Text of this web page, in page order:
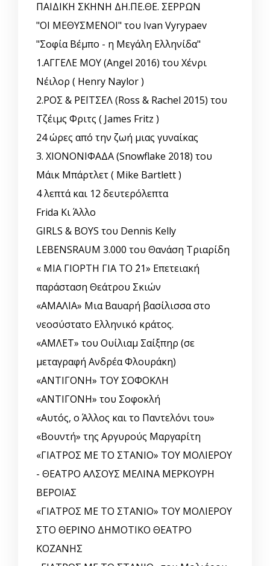
ΠΑΙΔΙΚΗ ΣΚΗΝΗ ΔΗ.ΠΕ.ΘΕ. ΣΕΡΡΩΝ
"ΟΙ ΜΕΘΥΣΜΕΝΟΙ" του Ivan Vyrypaev
"Σοφία Βέμπο - η Μεγάλη Ελληνίδα"
1.ΑΓΓΕΛΕ ΜΟΥ (Angel 2016) του Χένρι
Νέιλορ ( Henry Naylor )
2.ΡΟΣ & ΡΕΪΤΣΕΛ (Ross & Rachel 2015) του
Τζέιμς Φριτς ( James Fritz )
24 ώρες από την ζωή μιας γυναίκας
3. ΧΙΟΝΟΝΙΦΑΔΑ (Snowflake 2018) του
Μάικ Μπάρτλετ ( Mike Bartlett )
4 λεπτά και 12 δευτερόλεπτα
Frida Κι Άλλο
GIRLS & BOYS του Dennis Kelly
LEBENSRAUM 3.000 του Θανάση Τριαρίδη
« ΜΙΑ ΓΙΟΡΤΗ ΓΙΑ ΤΟ ΄21» Επετειακή
παράσταση Θεάτρου Σκιών
«ΑΜΑΛΙΑ» Μια Βαυαρή βασίλισσα στο
νεοσύστατο Ελληνικό κράτος.
«ΑΜΛΕΤ» του Ουίλιαμ Σαίξπηρ (σε
μεταγραφή Ανδρέα Φλουράκη)
«ΑΝΤΙΓΟΝΗ» ΤΟΥ ΣΟΦΟΚΛΗ
«ΑΝΤΙΓΟΝΗ» του Σοφοκλή
«Αυτός, o Άλλος και το Παντελόνι του»
«Βουντή» της Αργυρούς Μαργαρίτη
«ΓΙΑΤΡΟΣ ΜΕ ΤΟ ΣΤΑΝΙΟ» ΤΟΥ ΜΟΛΙΕΡΟΥ
- ΘΕΑΤΡΟ ΑΛΣΟΥΣ ΜΕΛΙΝΑ ΜΕΡΚΟΥΡΗ
ΒΕΡΟΙΑΣ
«ΓΙΑΤΡΟΣ ΜΕ ΤΟ ΣΤΑΝΙΟ» ΤΟΥ ΜΟΛΙΕΡΟΥ
ΣΤΟ ΘΕΡΙΝΟ ΔΗΜΟΤΙΚΟ ΘΕΑΤΡΟ
ΚΟΖΑΝΗΣ